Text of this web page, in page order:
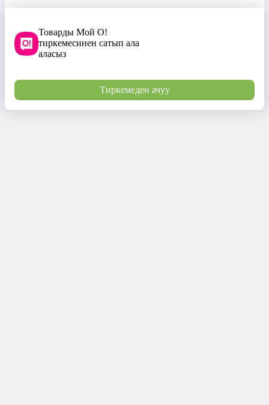
Товарды Мой О!
тиркемесинен сатып ала
аласыз
Тиркемеден ачуу